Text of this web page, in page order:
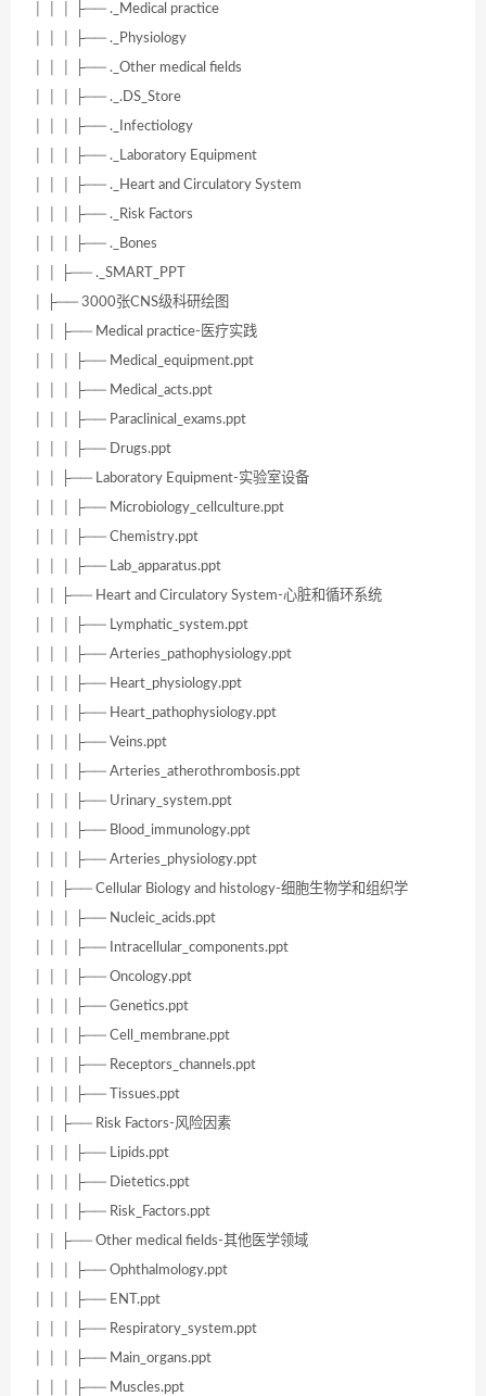
│ │ │ ├── ._Medical practice
│ │ │ ├── ._Physiology
│ │ │ ├── ._Other medical fields
│ │ │ ├── ._.DS_Store
│ │ │ ├── ._Infectiology
│ │ │ ├── ._Laboratory Equipment
│ │ │ ├── ._Heart and Circulatory System
│ │ │ ├── ._Risk Factors
│ │ │ ├── ._Bones
│ │ ├── ._SMART_PPT
│ ├── 3000张CNS级科研绘图
│ │ ├── Medical practice-医疗实践
│ │ │ ├── Medical_equipment.ppt
│ │ │ ├── Medical_acts.ppt
│ │ │ ├── Paraclinical_exams.ppt
│ │ │ ├── Drugs.ppt
│ │ ├── Laboratory Equipment-实验室设备
│ │ │ ├── Microbiology_cellculture.ppt
│ │ │ ├── Chemistry.ppt
│ │ │ ├── Lab_apparatus.ppt
│ │ ├── Heart and Circulatory System-心脏和循环系统
│ │ │ ├── Lymphatic_system.ppt
│ │ │ ├── Arteries_pathophysiology.ppt
│ │ │ ├── Heart_physiology.ppt
│ │ │ ├── Heart_pathophysiology.ppt
│ │ │ ├── Veins.ppt
│ │ │ ├── Arteries_atherothrombosis.ppt
│ │ │ ├── Urinary_system.ppt
│ │ │ ├── Blood_immunology.ppt
│ │ │ ├── Arteries_physiology.ppt
│ │ ├── Cellular Biology and histology-细胞生物学和组织学
│ │ │ ├── Nucleic_acids.ppt
│ │ │ ├── Intracellular_components.ppt
│ │ │ ├── Oncology.ppt
│ │ │ ├── Genetics.ppt
│ │ │ ├── Cell_membrane.ppt
│ │ │ ├── Receptors_channels.ppt
│ │ │ ├── Tissues.ppt
│ │ ├── Risk Factors-风险因素
│ │ │ ├── Lipids.ppt
│ │ │ ├── Dietetics.ppt
│ │ │ ├── Risk_Factors.ppt
│ │ ├── Other medical fields-其他医学领域
│ │ │ ├── Ophthalmology.ppt
│ │ │ ├── ENT.ppt
│ │ │ ├── Respiratory_system.ppt
│ │ │ ├── Main_organs.ppt
│ │ │ ├── Muscles.ppt